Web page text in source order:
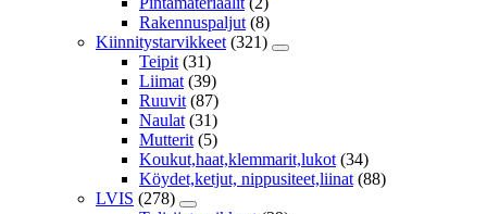
Rakennuspaljut (8)
Kiinnitystarvikkeet (321)
Teipit (31)
Liimat (39)
Ruuvit (87)
Naulat (31)
Mutterit (5)
Koukut,haat,klemmarit,lukot (34)
Köydet,ketjut, nippusiteet,liinat (88)
LVIS (278)